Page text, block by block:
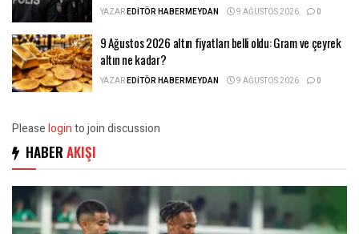
YAZAREDITÖR HABERMEYDAN 9 AĞUSTOS 2026 0
9 Ağustos 2026 altın fiyatları belli oldu: Gram ve çeyrek
altın ne kadar?
YAZAREDITÖR HABERMEYDAN 9 AĞUSTOS 2026 0
Pleaseloginto join discussion
HABER AKIŞI